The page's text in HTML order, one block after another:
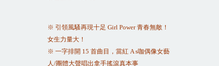
※ 引領風騷再現十足 Girl Power 青春無敵！
女生力量大！
※ 一字排開 15 首曲目，當紅 As咖偶像女藝
人/團體大聲唱出拿手搖滾真本事